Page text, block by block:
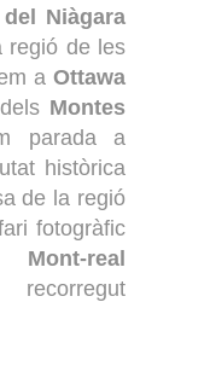
Niàgara
regió de les
aOttawa
Montes
parada a
històrica
de la regió
fotogràfic
Mont-real